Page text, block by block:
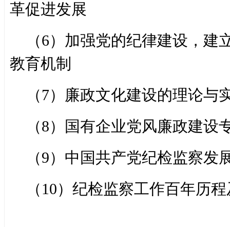
革促进发展
（6）加强党的纪律建设，建
教育机制
（7）廉政文化建设的理论与
（8）国有企业党风廉政建设
（9）中国共产党纪检监察发
（10）纪检监察工作百年历